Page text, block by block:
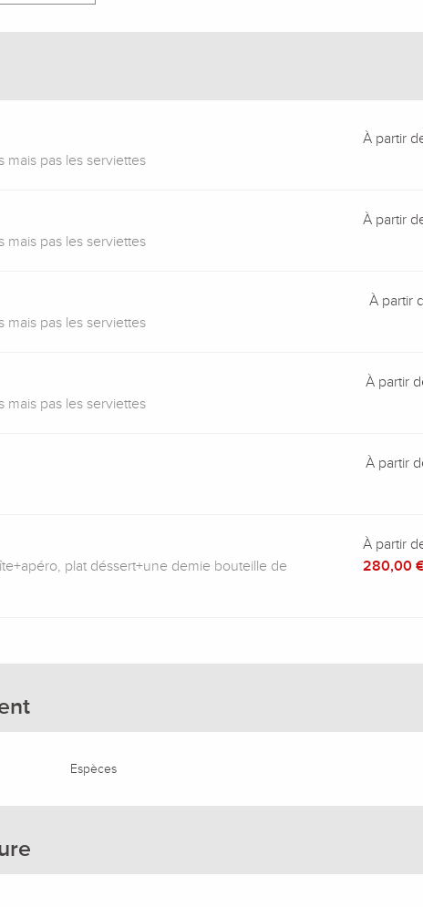
mais pas les serviettes
À partir
mais pas les serviettes
À partir
mais pas les serviettes
À partir
mais pas les serviettes
À partir
À partir
plat déssert+une demie bouteille de
À partir
280,00
Espèces